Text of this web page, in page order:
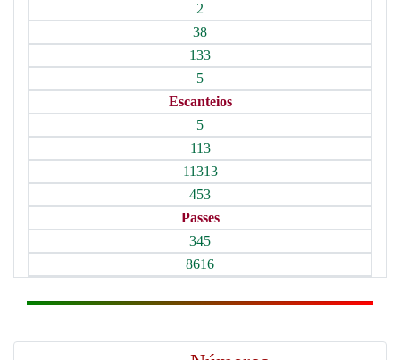
2
38
133
5
Escanteios
5
113
11313
453
Passes
345
8616